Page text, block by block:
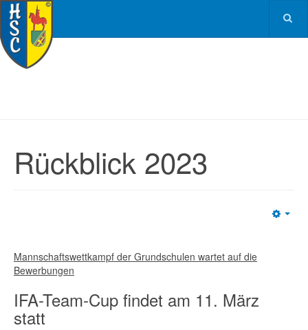
Rückblick 2023
Mannschaftswettkampf der Grundschulen wartet auf die
Bewerbungen
IFA-Team-Cup findet am 11. März
statt